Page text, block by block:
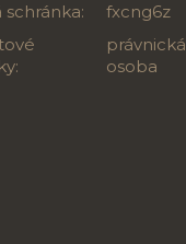
schránka:
fxcng6z
právnická
osoba